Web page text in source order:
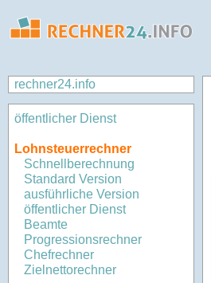
rechner24.info
öffentlicher Dienst
Lohnsteuerrechner
Schnellberechnung
Standard Version
ausführliche Version
öffentlicher Dienst
Beamte
Progressionsrechner
Chefrechner
Zielnettorechner